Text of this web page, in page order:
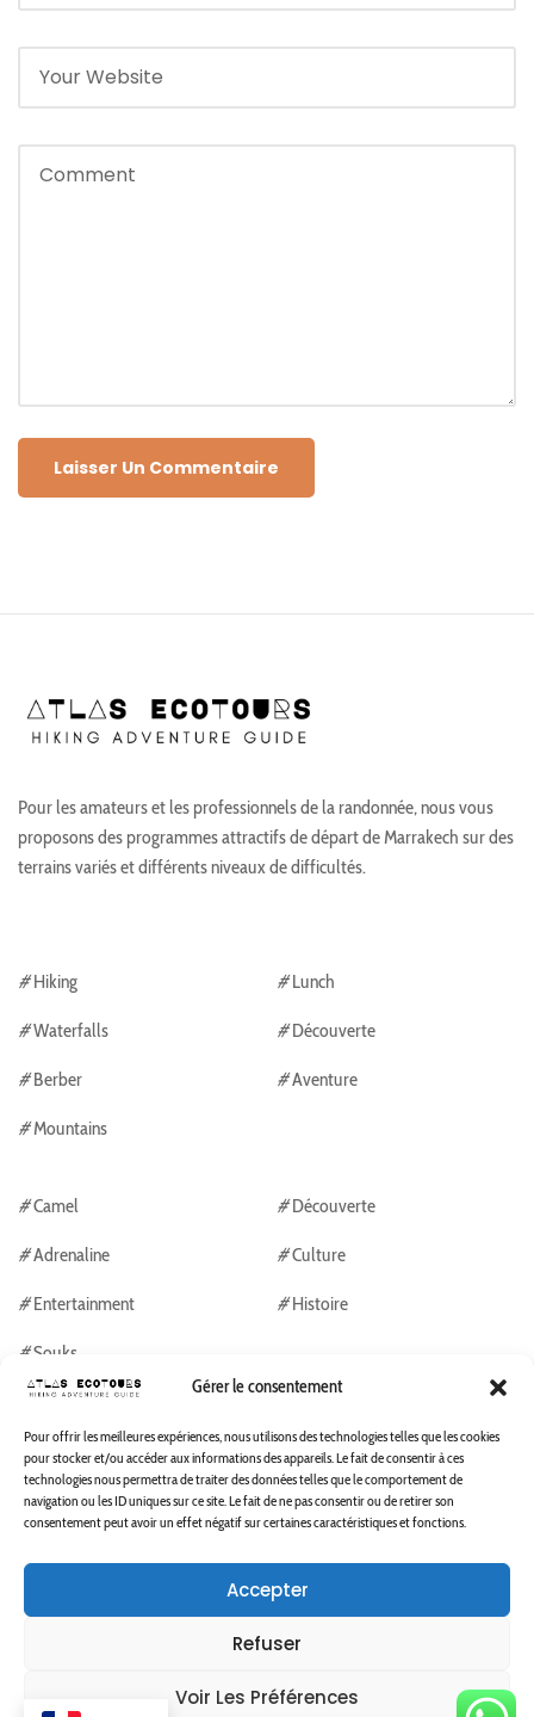
Gérer le consentement
Pour offrir les meilleures expériences, nous utilisons des technologies telles que les cookies
pour stocker et/ou accéder aux informations des appareils. Le fait de consentir à ces
technologies nous permettra de traiter des données telles que le comportement de
navigation ou les ID uniques sur ce site. Le fait de ne pas consentir ou de retirer son
consentement peut avoir un effet négatif sur certaines caractéristiques et fonctions.
Accepter
Refuser
Voir Les Préférences
Pour les amateurs et les professionnels de la randonnée, nous vous
proposons des programmes attractifs de départ de Marrakech sur des
terrains variés et différents niveaux de difficultés.
#Hiking
#Waterfalls
#Berber
#Mountains
#Lunch
#Découverte
#Aventure
#Camel
#Adrenaline
#Entertainment
#Souks
#Découverte
#Culture
#Histoire
Ourika tours guides
Ourika Tours
Ourika Tours & activities